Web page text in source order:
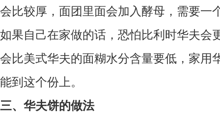
会比较厚，面团里面会加入酵母，需要一
如果自己在家做的话，恐怕比利时华夫会
会比美式华夫的面糊水分含量要低，家用
能到这个份上。
三、华夫饼的做法